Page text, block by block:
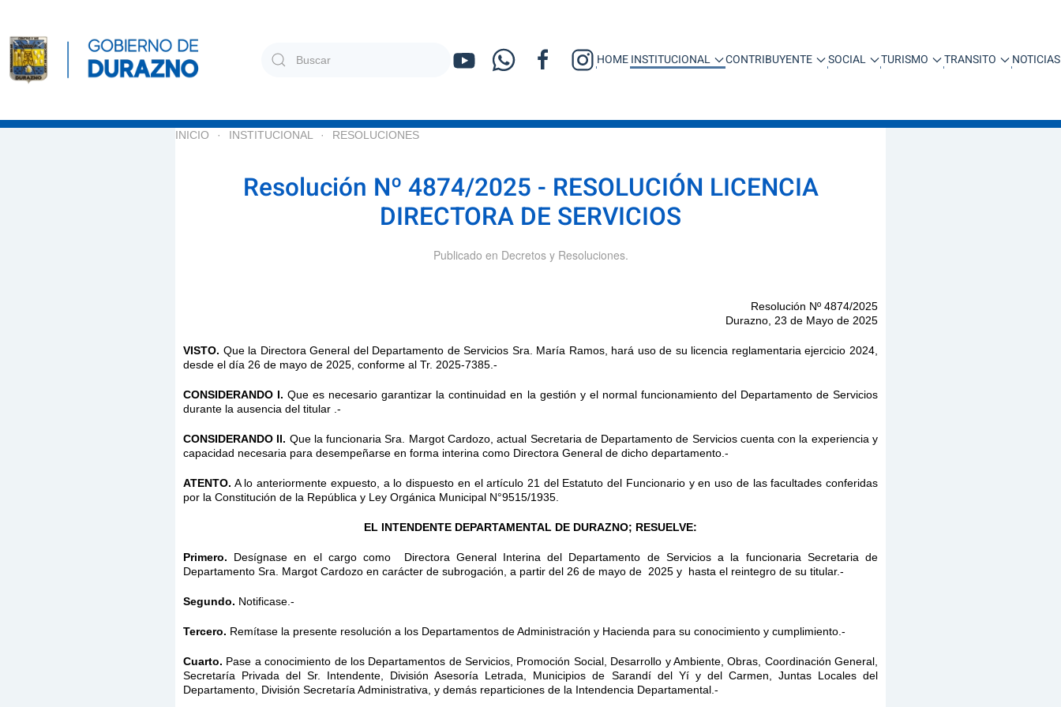
Skip to main content
HOMEINSTITUCIONAL CONTRIBUYENTE SOCIAL TURISMO TRANSITO NOTICIAS
INICIO INSTITUCIONAL RESOLUCIONES
Resolución Nº 4874/2025 - RESOLUCIÓN LICENCIA
DIRECTORA DE SERVICIOS
Publicado en Decretos y Resoluciones.
Resolución Nº 4874/2025
Durazno, 23 de Mayo de 2025
VISTO. Que la Directora General del Departamento de Servicios Sra. María Ramos, hará uso de su licencia reglamentaria ejercicio 2024,
desde el día 26 de mayo de 2025, conforme al Tr. 2025-7385.-
CONSIDERANDO I. Que es necesario garantizar la continuidad en la gestión y el normal funcionamiento del Departamento de Servicios
durante la ausencia del titular .-
CONSIDERANDO II. Que la funcionaria Sra. Margot Cardozo, actual Secretaria de Departamento de Servicios cuenta con la experiencia y
capacidad necesaria para desempeñarse en forma interina como Directora General de dicho departamento.-
ATENTO. A lo anteriormente expuesto, a lo dispuesto en el artículo 21 del Estatuto del Funcionario y en uso de las facultades conferidas
por la Constitución de la República y Ley Orgánica Municipal N°9515/1935.
EL INTENDENTE DEPARTAMENTAL DE DURAZNO; RESUELVE:
Primero.
Desígnase en el cargo como Directora General Interina del Departamento de Servicios a la funcionaria Secretaria de
Departamento Sra. Margot Cardozo en carácter de subrogación, a partir del 26 de mayo de 2025 y hasta el reintegro de su titular.-
Segundo. Notificase.-
Tercero. Remítase la presente resolución a los Departamentos de Administración y Hacienda para su conocimiento y cumplimiento.-
Cuarto. Pase a conocimiento de los Departamentos de Servicios, Promoción Social, Desarrollo y Ambiente, Obras, Coordinación General,
Secretaría Privada del Sr. Intendente, División Asesoría Letrada, Municipios de Sarandí del Yí y del Carmen, Juntas Locales del
Departamento, División Secretaría Administrativa, y demás reparticiones de la Intendencia Departamental.-